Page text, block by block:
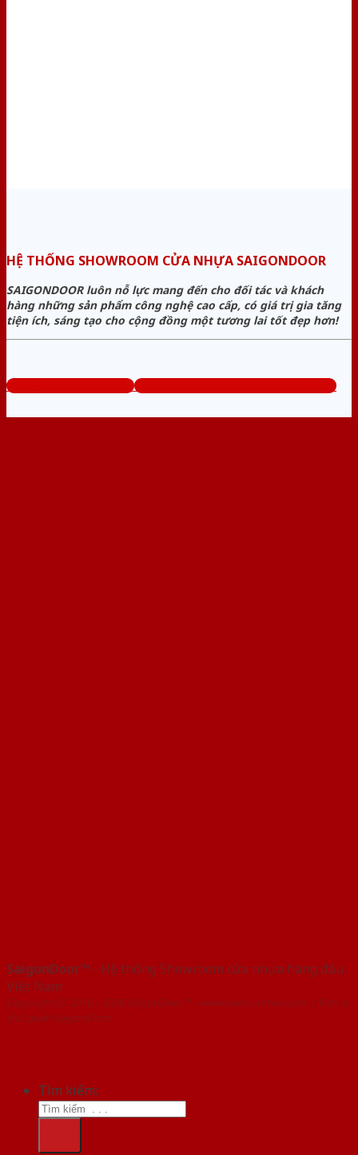
HỆ THỐNG SHOWROOM CỬA NHỰA SAIGONDOOR
SAIGONDOOR luôn nỗ lực mang đến cho đối tác và khách
hàng những sản phẩm công nghệ cao cấp, có giá trị gia tăng
tiện ích, sáng tạo cho cộng đồng một tương lai tốt đẹp hơn!
www.sieuthicuanhua.net Tổng đài tư vấn miễn phí: 0824.400.400
SaigonDoor™ - Hệ thống Showroom cửa nhựa hàng đầu
Việt Nam
Copyright ⓒ 2016 – 2026 SaigonDoor™ - www.bancuanhua.com | Đơn vị
chủ quản SaigonDoor
Tìm kiếm: